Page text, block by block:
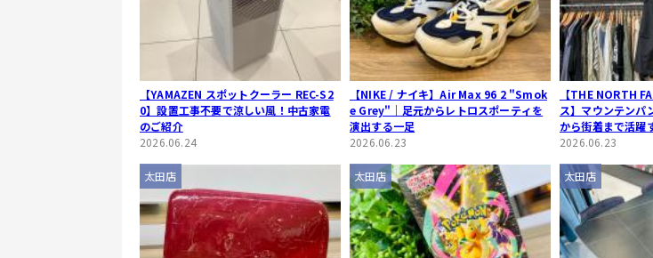
【YAMAZEN スポットクーラー REC-S2
0】設置工事不要で涼しい風！中古家電
のご紹介
2026.06.24
【NIKE / ナイキ】Air Max 96 2 "Smok
e Grey"｜足元からレトロスポーティを
演出する一足
2026.06.23
【THE NORTH
ス】マウンテンパ
から街着まで活躍
2026.06.23
太田店 太田店 太田店